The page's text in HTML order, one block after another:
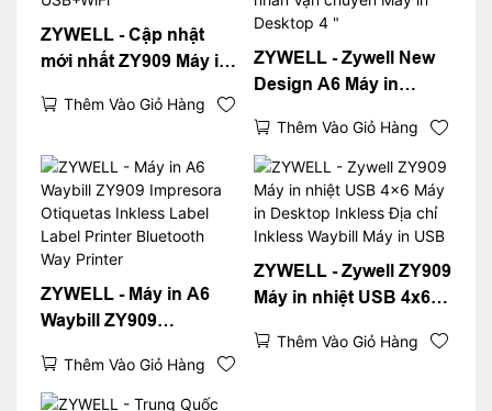
ZYWELL - Cập nhật
mới nhất ZY909 Máy in
Máy in 4x6 Máy in A6
Thêm Vào Giỏ Hàng
ZYWELL - Zywell New
Design A6 Máy in
Express Express Fast
4x6 Máy in nhãn Vận
chuyển Máy in Desktop
4 "
Thêm Vào Giỏ Hàng
ZYWELL - Máy in A6
Waybill ZY909
Inkless Label Label
Printer Bluetooth Way
Thêm Vào Giỏ Hàng
ZYWELL - Zywell ZY909
Máy in nhiệt USB 4x6
Địa chỉ Inkless Waybill
Thêm Vào Giỏ Hàng